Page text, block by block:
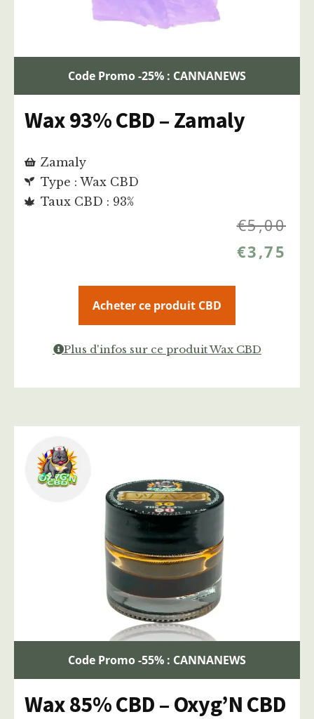
Code Promo -25% : CANNANEWS
Wax 93% CBD – Zamaly
Zamaly
Type : Wax CBD
Taux CBD : 93%
€5,00
€3,75
Acheter ce produit CBD
Plus d'infos sur ce produit Wax CBD
Code Promo -55% : CANNANEWS
Wax 85% CBD – Oxyg’N CBD